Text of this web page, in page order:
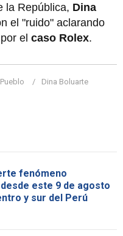
la República, Dina
el "ruido" aclarando
el caso Rolex.
Dina Boluarte
fenómeno
este 9 de agosto
y sur del Perú